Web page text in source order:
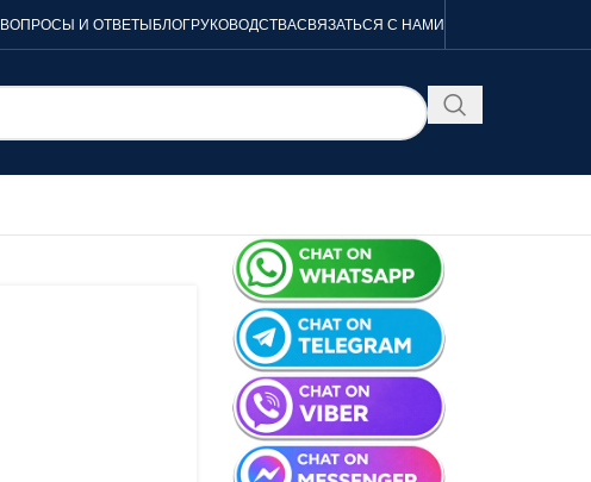
ВОПРОСЫ И ОТВЕТЫБЛОГРУКОВОДСТВАСВЯЗАТЬСЯ С НАМИ